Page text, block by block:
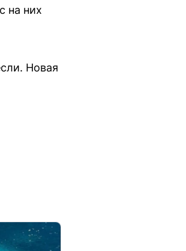
на них
Новая